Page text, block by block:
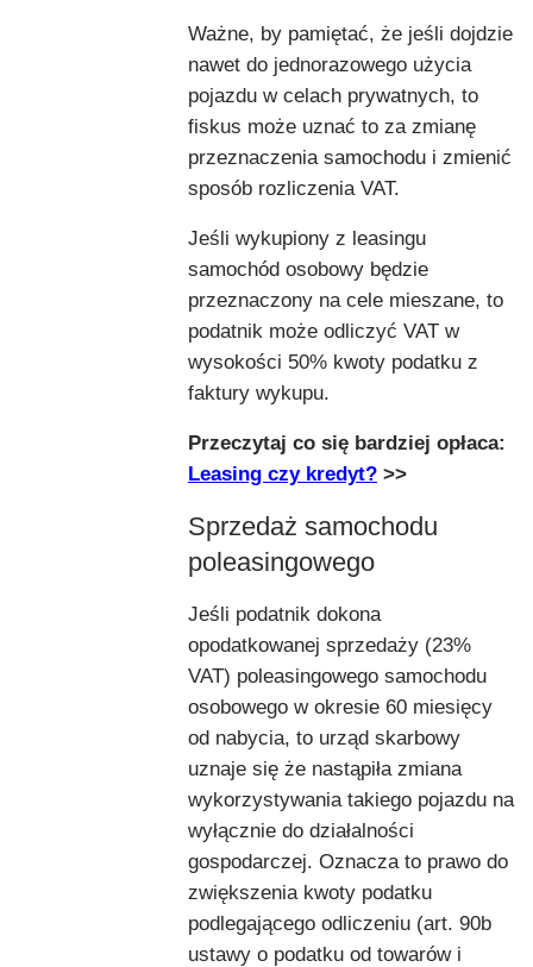
Ważne, by pamiętać, że jeśli dojdzie
nawet do jednorazowego użycia
pojazdu w celach prywatnych, to
fiskus może uznać to za zmianę
przeznaczenia samochodu i zmienić
sposób rozliczenia VAT.
Jeśli wykupiony z leasingu
samochód osobowy będzie
przeznaczony na cele mieszane, to
podatnik może odliczyć VAT w
wysokości 50% kwoty podatku z
faktury wykupu.
Przeczytaj co się bardziej opłaca:
Leasing czy kredyt? >>
Sprzedaż samochodu
poleasingowego
Jeśli podatnik dokona
opodatkowanej sprzedaży (23%
VAT) poleasingowego samochodu
osobowego w okresie 60 miesięcy
od nabycia, to urząd skarbowy
uznaje się że nastąpiła zmiana
wykorzystywania takiego pojazdu na
wyłącznie do działalności
gospodarczej. Oznacza to prawo do
zwiększenia kwoty podatku
podlegającego odliczeniu (art. 90b
ustawy o podatku od towarów i